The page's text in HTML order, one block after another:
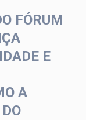
FÓRUM
E
A